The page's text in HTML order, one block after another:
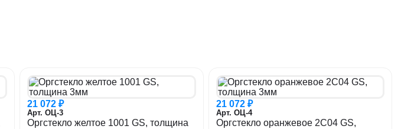
21 072 ₽
Арт. ОЦ-3
Оргстекло желтое 1001 GS, толщина
21 072 ₽
Арт. ОЦ-4
Оргстекло оранжевое 2C04 GS,